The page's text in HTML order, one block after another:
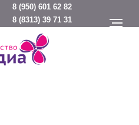
8 (950) 601 62 82
8 (8313) 39 71 31